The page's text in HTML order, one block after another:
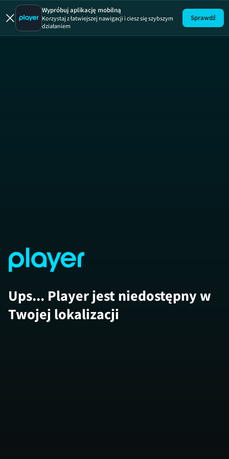
Player Extra
Wypróbuj aplikację mobilną
Korzystaj z łatwiejszej nawigacji i ciesz się szybszym
działaniem
Sprawdź
Ups... Player jest niedostępny w
Twojej lokalizacji